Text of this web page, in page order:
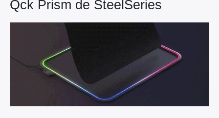
Qck Prism de SteelSeries